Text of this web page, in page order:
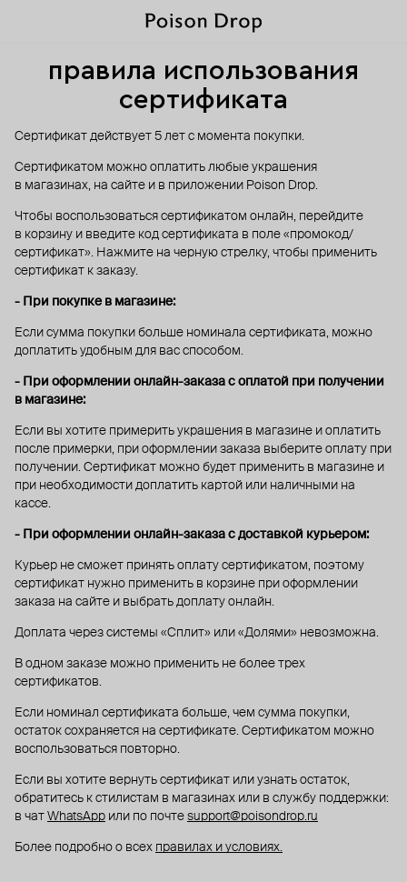
правила использования
сертификата
Сертификат действует 5 лет с момента покупки.
Сертификатом можно оплатить любые украшения
в магазинах, на сайте и в приложении Poison Drop.
Чтобы воспользоваться сертификатом онлайн, перейдите
в корзину и введите код сертификата в поле «промокод/
сертификат». Нажмите на черную стрелку, чтобы применить
сертификат к заказу.
- При покупке в магазине:
Если сумма покупки больше номинала сертификата, можно
доплатить удобным для вас способом.
- При оформлении онлайн-заказа с оплатой при получении
в магазине:
Если вы хотите примерить украшения в магазине и оплатить
после примерки, при оформлении заказа выберите оплату при
получении. Сертификат можно будет применить в магазине и
при необходимости доплатить картой или наличными на
кассе.
- При оформлении онлайн-заказа с доставкой курьером:
Курьер не сможет принять оплату сертификатом, поэтому
сертификат нужно применить в корзине при оформлении
заказа на сайте и выбрать доплату онлайн.
Доплата через системы «Сплит» или «Долями» невозможна.
В одном заказе можно применить не более трех
сертификатов.
Если номинал сертификата больше, чем сумма покупки,
остаток сохраняется на сертификате. Сертификатом можно
воспользоваться повторно.
Если вы хотите вернуть сертификат или узнать остаток,
обратитесь к стилистам в магазинах или в службу поддержки:
в чат WhatsApp или по почте support@poisondrop.ru
Более подробно о всех правилах и условиях.